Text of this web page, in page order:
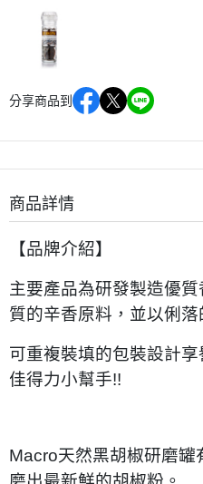
分享商品到
商品詳情
【品牌介紹】
主要產品為研發製造優
質的辛香原料，並以俐
可重複裝填的包裝設計
佳得力小幫手!!
Macro天然黑胡椒研磨罐